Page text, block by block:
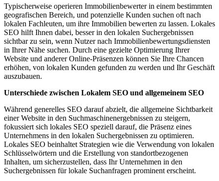
Typischerweise operieren Immobilienbewerter in einem bestimmten
geografischen Bereich, und potenzielle Kunden suchen oft nach
lokalen Fachleuten, um ihre Immobilien bewerten zu lassen. Lokales
SEO hilft Ihnen dabei, besser in den lokalen Suchergebnissen
sichtbar zu sein, wenn Nutzer nach Immobilienbewertungsdiensten
in Ihrer Nähe suchen. Durch eine gezielte Optimierung Ihrer
Website und anderer Online-Präsenzen können Sie Ihre Chancen
erhöhen, von lokalen Kunden gefunden zu werden und Ihr Geschäft
auszubauen.
Unterschiede zwischen Lokalem SEO und allgemeinem SEO
Während generelles SEO darauf abzielt, die allgemeine Sichtbarkeit
einer Website in den Suchmaschinenergebnissen zu steigern,
fokussiert sich lokales SEO speziell darauf, die Präsenz eines
Unternehmens in den lokalen Suchergebnissen zu optimieren.
Lokales SEO beinhaltet Strategien wie die Verwendung von lokalen
Schlüsselwörtern und die Erstellung von standortbezogenen
Inhalten, um sicherzustellen, dass Ihr Unternehmen in den
Suchergebnissen für lokale Suchanfragen prominent erscheint.